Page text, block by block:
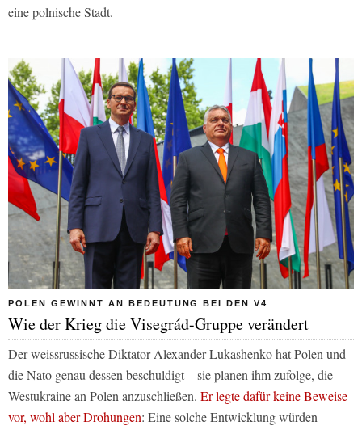
eine polnische Stadt.
POLEN GEWINNT AN BEDEUTUNG BEI DEN V4
Wie der Krieg die Visegrád-Gruppe verändert
Der weissrussische Diktator Alexander Lukashenko hat Polen und
die Nato genau dessen beschuldigt – sie planen ihm zufolge, die
Westukraine an Polen anzuschließen. Er legte dafür keine Beweise
vor, wohl aber Drohungen: Eine solche Entwicklung würden